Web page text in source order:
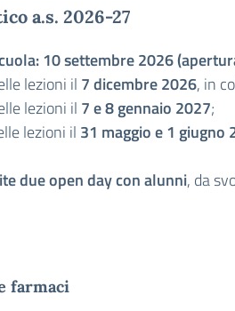
a.s. 2026-27
10 settembre 2026
lezioni il 7 dicembre 2026, in
lezioni il 7 e 8 gennaio 2027;
lezioni il 31 maggio e 1 giugno
due open day con alunni, da
farmaci